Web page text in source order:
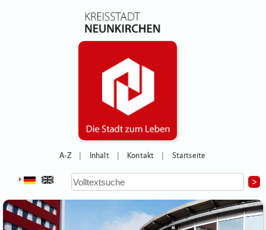
A-Z Inhalt Kontakt Startseite